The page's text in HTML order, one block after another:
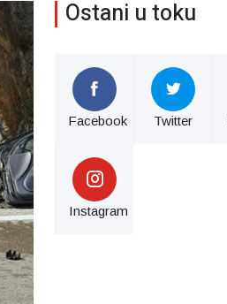
Ostani u toku
Facebook Twitter
Instagram